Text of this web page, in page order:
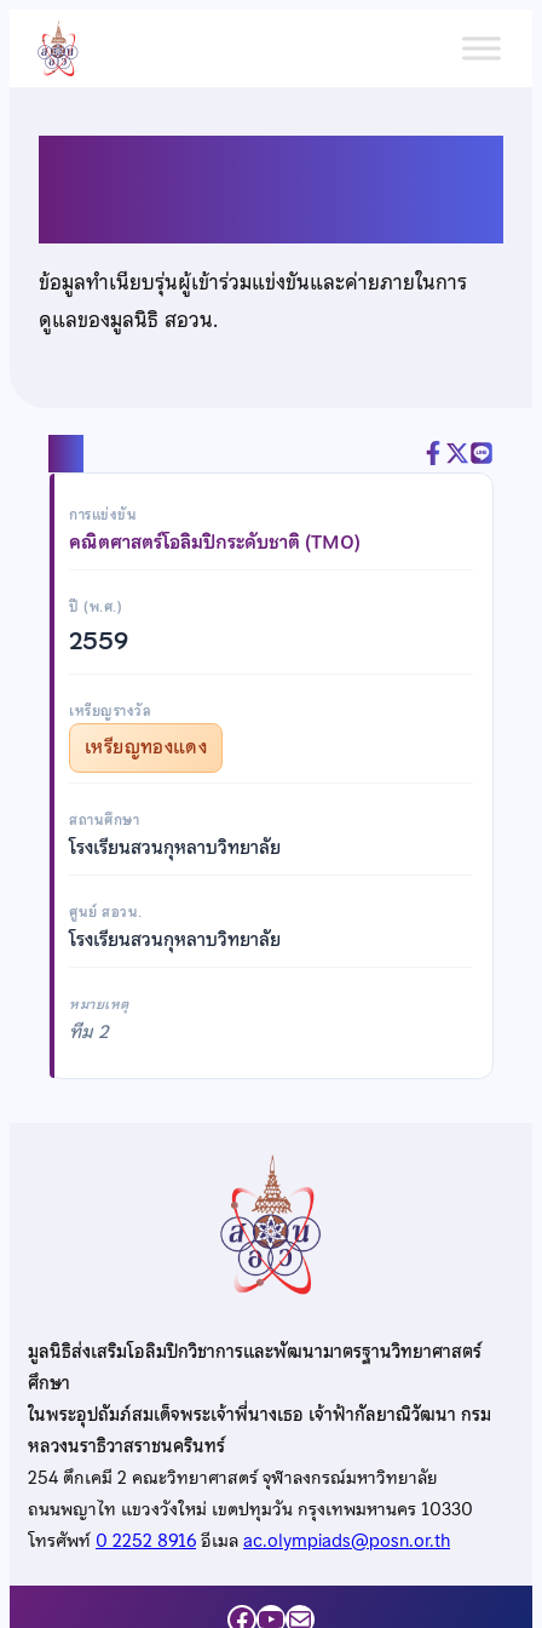
เนื้อหา
ข้อมูลทำเนียบรุ่นผู้เข้าร่วมแข่งขันและค่ายภายในการ
ดูแลของมูลนิธิ สอวน.
การแข่งขัน
คณิตศาสตร์โอลิมปิกระดับชาติ (TMO)
ปี (พ.ศ.)
2559
เหรียญรางวัล
เหรียญทองแดง
สถานศึกษา
โรงเรียนสวนกุหลาบวิทยาลัย
ศูนย์ สอวน.
โรงเรียนสวนกุหลาบวิทยาลัย
หมายเหตุ
ทีม 2
มูลนิธิส่งเสริมโอลิมปิกวิชาการและพัฒนามาตรฐานวิทยาศาสตร์
ศึกษา
ในพระอุปถัมภ์สมเด็จพระเจ้าพี่นางเธอ เจ้าฟ้ากัลยาณิวัฒนา กรม
หลวงนราธิวาสราชนครินทร์
254 ตึกเคมี 2 คณะวิทยาศาสตร์ จุฬาลงกรณ์มหาวิทยาลัย
ถนนพญาไท แขวงวังใหม่ เขตปทุมวัน กรุงเทพมหานคร 10330
โทรศัพท์0 2252 8916อีเมลac.olympiads@posn.or.th
Facebook
YouTube
Mail